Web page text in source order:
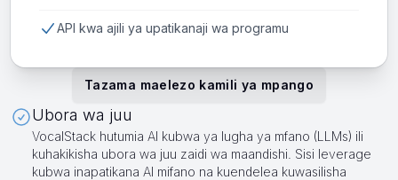
Ubora wa juu
VocalStack hutumia AI kubwa ya lugha ya mfano (LLMs) ili
kuhakikisha ubora wa juu zaidi wa maandishi. Sisi leverage
kubwa inapatikana AI mifano na kuendelea kuwasilisha
API kwa ajili ya upatikanaji wa programu
Tazama maelezo kamili ya mpango